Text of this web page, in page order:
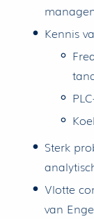
Kennis
Sterk
Vlotte
van